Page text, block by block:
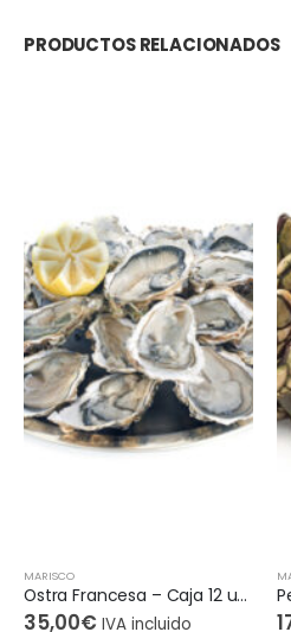
PRODUCTOS RELACIONADOS
MARISCO
Ostra Francesa – Caja 12 uds
35,00€ IVA incluido